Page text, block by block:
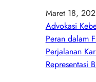
Maret 18,
Advokasi
Peran dalam
Perjalanan
Representasi